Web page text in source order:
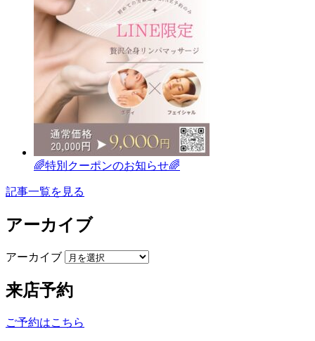
🌈特別クーポンのお知らせ🌈
記事一覧を見る
アーカイブ
アーカイブ
来店予約
ご予約はこちら